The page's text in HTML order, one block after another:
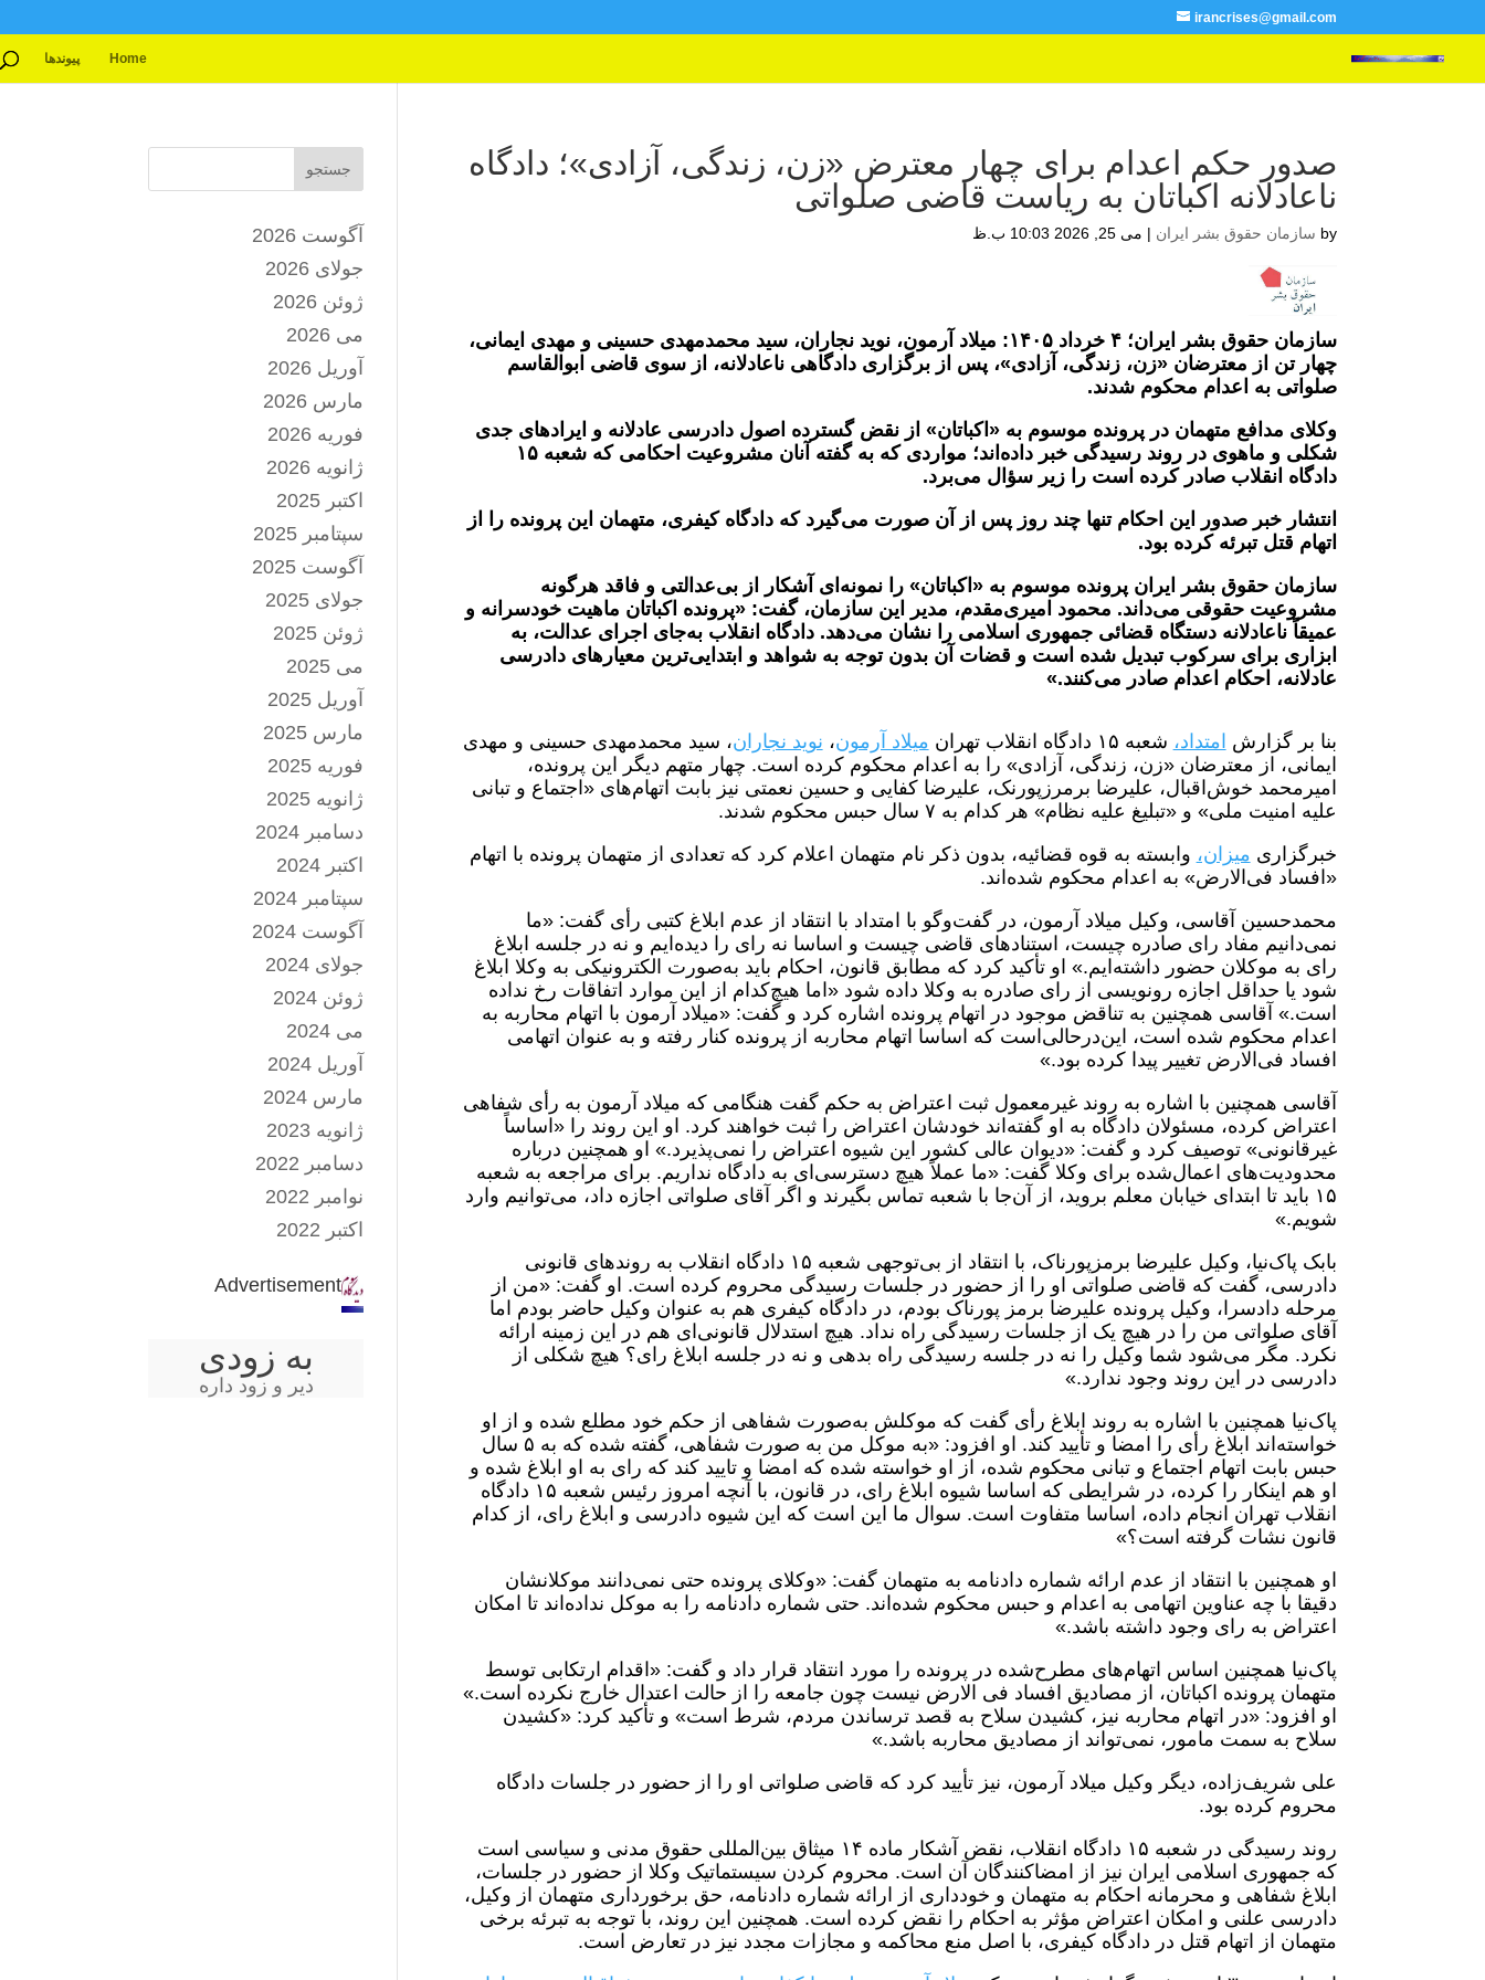
irancrises@gmail.com
Home پیوندها
صدور حکم اعدام برای چهار معترض «زن، زندگی، آزادی»؛ دادگاه
ناعادلانه اکباتان به ریاست قاضی صلواتی
by سازمان حقوق بشر ایران | می 25, 2026 10:03 ب.ظ
سازمان حقوق بشر ایران؛ ۴ خرداد ۱۴۰۵: میلاد آرمون، نوید نجاران، سید محمدمهدی حسینی و مهدی ایمانی،
چهار تن از معترضان «زن، زندگی، آزادی»، پس از برگزاری دادگاهی ناعادلانه، از سوی قاضی ابوالقاسم
صلواتی به اعدام محکوم شدند.
وکلای مدافع متهمان در پرونده موسوم به «اکباتان» از نقض گسترده اصول دادرسی عادلانه و ایرادهای جدی
شکلی و ماهوی در روند رسیدگی خبر داده‌اند؛ مواردی که به گفته آنان مشروعیت احکامی که شعبه ۱۵
دادگاه انقلاب صادر کرده است را زیر سؤال می‌برد.
انتشار خبر صدور این احکام تنها چند روز پس از آن صورت می‌گیرد که دادگاه کیفری، متهمان این پرونده را از
اتهام قتل تبرئه کرده بود.
سازمان حقوق بشر ایران پرونده موسوم به «اکباتان» را نمونه‌ای آشکار از بی‌عدالتی و فاقد هرگونه
مشروعیت حقوقی می‌داند. محمود امیری‌مقدم، مدیر این سازمان، گفت: «پرونده اکباتان ماهیت خودسرانه و
عمیقاً ناعادلانه دستگاه قضائی جمهوری اسلامی را نشان می‌دهد. دادگاه انقلاب به‌جای اجرای عدالت، به
ابزاری برای سرکوب تبدیل شده است و قضات آن بدون توجه به شواهد و ابتدایی‌ترین معیارهای دادرسی
عادلانه، احکام اعدام صادر می‌کنند.»
بنا بر گزارش امتداد، شعبه ۱۵ دادگاه انقلاب تهران میلاد آرمون، نوید نجاران، سید محمدمهدی حسینی و مهدی
ایمانی، از معترضان «زن، زندگی، آزادی» را به اعدام محکوم کرده است. چهار متهم دیگر این پرونده،
امیرمحمد خوش‌اقبال، علیرضا برمرزپورنک، علیرضا کفایی و حسین نعمتی نیز بابت اتهام‌های «اجتماع و تبانی
علیه امنیت ملی» و «تبلیغ علیه نظام» هر کدام به ۷ سال حبس محکوم شدند.
خبرگزاری میزان، وابسته به قوه قضائیه، بدون ذکر نام متهمان اعلام کرد که تعدادی از متهمان پرونده با اتهام
«افساد فی‌الارض» به اعدام محکوم شده‌اند.
محمدحسین آقاسی، وکیل میلاد آرمون، در گفت‌وگو با امتداد با انتقاد از عدم ابلاغ کتبی رأی گفت: «ما
نمی‌دانیم مفاد رای صادره چیست، استنادهای قاضی چیست و اساسا نه رای را دیده‌ایم و نه در جلسه ابلاغ
رای به موکلان حضور داشته‌ایم.» او تأکید کرد که مطابق قانون، احکام باید به‌صورت الکترونیکی به وکلا ابلاغ
شود یا حداقل اجازه رونویسی از رای صادره به وکلا داده شود «اما هیچ‌کدام از این موارد اتفاقات رخ نداده
است.» آقاسی همچنین به تناقض موجود در اتهام پرونده اشاره کرد و گفت: «میلاد آرمون با اتهام محاربه به
اعدام محکوم شده است، این‌در‌حالی‌است که اساسا اتهام محاربه از پرونده کنار رفته و به عنوان اتهامی
افساد فی‌الارض تغییر پیدا کرده بود.»
آقاسی همچنین با اشاره به روند غیرمعمول ثبت اعتراض به حکم گفت هنگامی که میلاد آرمون به رأی شفاهی
اعتراض کرده، مسئولان دادگاه به او گفته‌اند خودشان اعتراض را ثبت خواهند کرد. او این روند را «اساساً
غیرقانونی» توصیف کرد و گفت: «دیوان عالی کشور این شیوه اعتراض را نمی‌پذیرد.» او همچنین درباره
محدودیت‌های اعمال‌شده برای وکلا گفت: «ما عملاً هیچ دسترسی‌ای به دادگاه نداریم. برای مراجعه به شعبه
۱۵ باید تا ابتدای خیابان معلم بروید، از آن‌جا با شعبه تماس بگیرند و اگر آقای صلواتی اجازه داد، می‌توانیم وارد
شویم.»
بابک پاک‌نیا، وکیل علیرضا برمزپورناک، با انتقاد از بی‌توجهی شعبه ۱۵ دادگاه انقلاب به روندهای قانونی
دادرسی، گفت که قاضی صلواتی او را از حضور در جلسات رسیدگی محروم کرده است. او گفت: «من از
مرحله دادسرا، وکیل پرونده علیرضا برمز پورناک بودم، در دادگاه کیفری هم به عنوان وکیل حاضر بودم اما
آقای صلواتی من را در هیچ یک از جلسات رسیدگی راه نداد. هیچ استدلال قانونی‌ای هم در این زمینه ارائه
نکرد. مگر می‌شود شما وکیل را نه در جلسه رسیدگی راه بدهی و نه در جلسه ابلاغ رای؟ هیچ شکلی از
دادرسی در این روند وجود ندارد.»
پاک‌نیا همچنین با اشاره به روند ابلاغ رأی گفت که موکلش به‌صورت شفاهی از حکم خود مطلع شده و از او
خواسته‌اند ابلاغ رأی را امضا و تأیید کند. او افزود: «به موکل من به صورت شفاهی، گفته شده که به ۵ سال
حبس بابت اتهام اجتماع و تبانی محکوم شده، از او خواسته شده که امضا و تایید کند که رای به او ابلاغ شده و
او هم اینکار را کرده، در شرایطی که اساسا شیوه ابلاغ رای، در قانون، با آنچه امروز رئیس شعبه ۱۵ دادگاه
انقلاب تهران انجام داده، اساسا متفاوت است. سوال ما این است که این شیوه دادرسی و ابلاغ رای، از کدام
قانون نشات گرفته است؟»
او همچنین با انتقاد از عدم ارائه شماره دادنامه به متهمان گفت: «وکلای پرونده حتی نمی‌دانند موکلانشان
دقیقا با چه عناوین اتهامی به اعدام و حبس محکوم شده‌اند. حتی شماره دادنامه را به موکل نداده‌اند تا امکان
اعتراض به رای وجود داشته باشد.»
پاک‌نیا همچنین اساس اتهام‌های مطرح‌شده در پرونده را مورد انتقاد قرار داد و گفت: «اقدام ارتکابی توسط
متهمان پرونده اکباتان، از مصادیق افساد فی الارض نیست چون جامعه را از حالت اعتدال خارج نکرده است.»
او افزود: «در اتهام محاربه نیز، کشیدن سلاح به قصد ترساندن مردم، شرط است» و تأکید کرد: «کشیدن
سلاح به سمت مامور، نمی‌تواند از مصادیق محاربه باشد.»
علی شریف‌زاده، دیگر وکیل میلاد آرمون، نیز تأیید کرد که قاضی صلواتی او را از حضور در جلسات دادگاه
محروم کرده بود.
روند رسیدگی در شعبه ۱۵ دادگاه انقلاب، نقض آشکار ماده ۱۴ میثاق بین‌المللی حقوق مدنی و سیاسی است
که جمهوری اسلامی ایران نیز از امضاکنندگان آن است. محروم کردن سیستماتیک وکلا از حضور در جلسات،
ابلاغ شفاهی و محرمانه احکام به متهمان و خودداری از ارائه شماره دادنامه، حق برخورداری متهمان از وکیل،
دادرسی علنی و امکان اعتراض مؤثر به احکام را نقض کرده است. همچنین این روند، با توجه به تبرئه برخی
متهمان از اتهام قتل در دادگاه کیفری، با اصل منع محاکمه و مجازات مجدد نیز در تعارض است.
جستجو
آگوست 2026
جولای 2026
ژوئن 2026
می 2026
آوریل 2026
مارس 2026
فوریه 2026
ژانویه 2026
اکتبر 2025
سپتامبر 2025
آگوست 2025
جولای 2025
ژوئن 2025
می 2025
آوریل 2025
مارس 2025
فوریه 2025
ژانویه 2025
دسامبر 2024
اکتبر 2024
سپتامبر 2024
آگوست 2024
جولای 2024
ژوئن 2024
می 2024
آوریل 2024
مارس 2024
ژانویه 2023
دسامبر 2022
نوامبر 2022
اکتبر 2022
Advertisement
به زودی
دیر و زود داره